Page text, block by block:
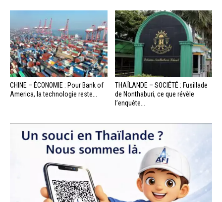
CHINE – ÉCONOMIE : Pour Bank of
America, la technologie reste...
THAÏLANDE – SOCIÉTÉ : Fusillade
de Nonthaburi, ce que révèle
l’enquête...